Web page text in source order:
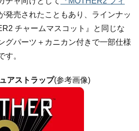
発売されたこともあり、ラインナッ
チャームマスコット』と同じな
グパーツ＋カニカン付きで一部仕様
す。
アストラップ(参考画像)